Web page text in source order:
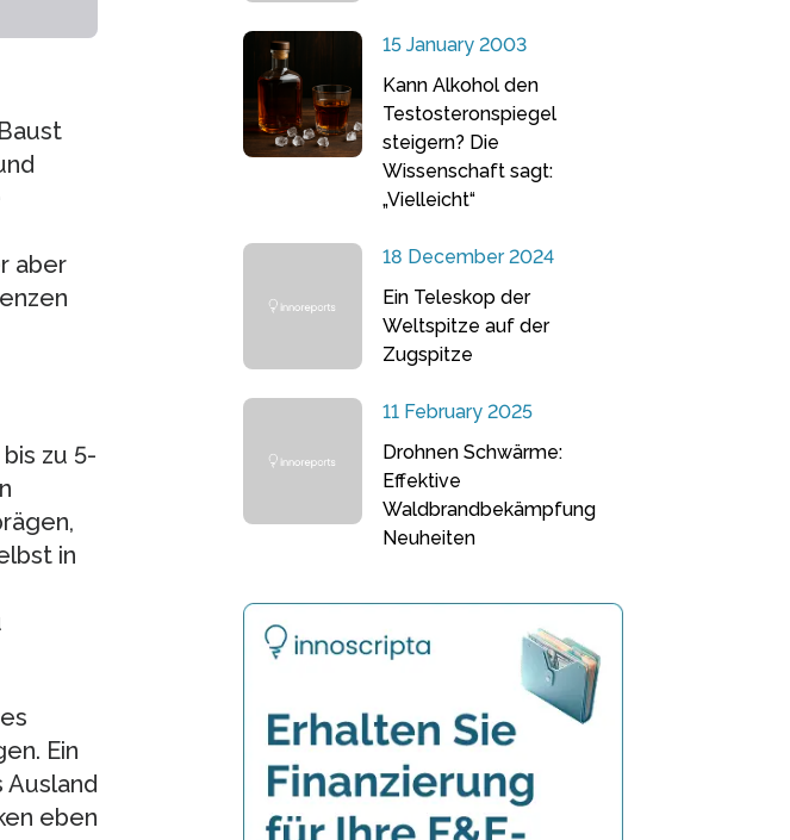
aber
zu 5-
in
Ein
eben
15 January 2003
Kann Alkohol den
Testosteronspiegel
steigern? Die
Wissenschaft sagt:
„Vielleicht“
18 December 2024
Ein Teleskop der
Weltspitze auf der
Zugspitze
11 February 2025
Drohnen Schwärme:
Effektive
Waldbrandbekämpfung
Neuheiten